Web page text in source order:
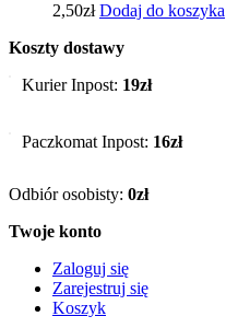
2,50zł Dodaj do koszyka
Koszty dostawy
Kurier Inpost: 19zł
Paczkomat Inpost: 16zł
Odbiór osobisty: 0zł
Twoje konto
Zaloguj się
Zarejestruj się
Koszyk